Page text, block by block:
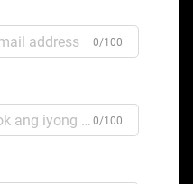
0/100
0/100